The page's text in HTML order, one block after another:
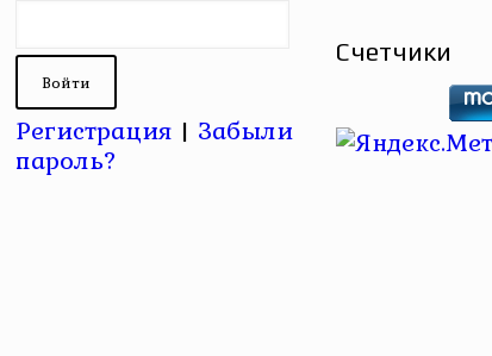
Регистрация | Забыли
пароль?
Счетчики